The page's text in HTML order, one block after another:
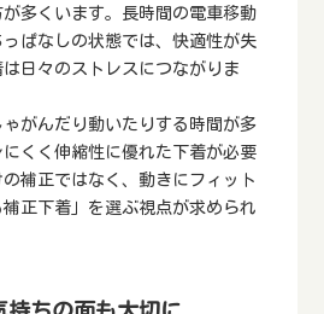
多くいます。長時間の電車移動
ぱなしの状態では、快適性が失
日々のストレスにつながりま
がんだり動いたりする時間が多
くく伸縮性に優れた下着が必要
補正ではなく、動きにフィット
正下着」を選ぶ視点が求められ